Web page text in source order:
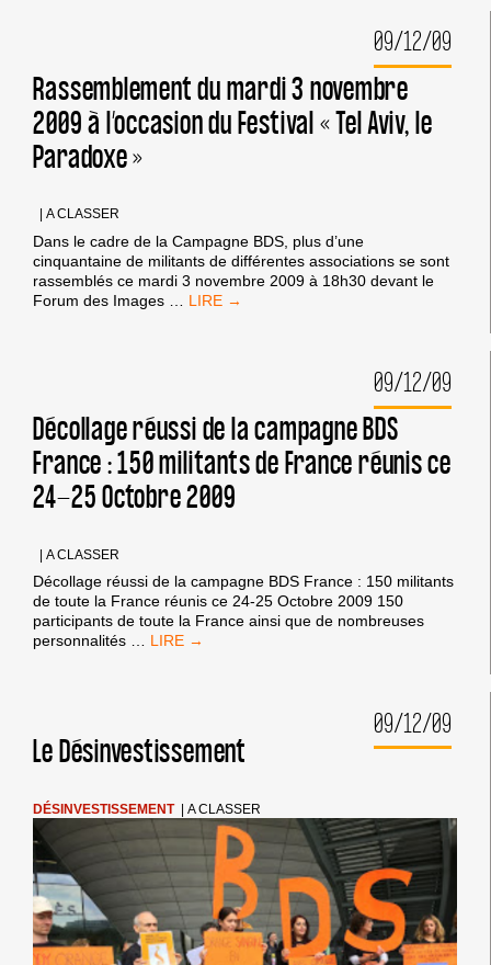
09/12/09
Rassemblement du mardi 3 novembre
2009 à l’occasion du Festival « Tel Aviv, le
Paradoxe »
|A CLASSER
Dans le cadre de la Campagne BDS, plus d’une
cinquantaine de militants de différentes associations se sont
rassemblés ce mardi 3 novembre 2009 à 18h30 devant le
Forum des Images
RASSEMBLEMENT
À
L’OCCASION
DU
FESTIVAL
« TEL
09/12/09
Décollage réussi de la campagne BDS
France : 150 militants de France réunis ce
24-25 Octobre 2009
|A CLASSER
Décollage réussi de la campagne BDS France : 150 militants
de toute la France réunis ce 24-25 Octobre 2009 150
participants de toute la France ainsi que de nombreuses
personnalités … DÉCOLLAGE
BDS
FRANCE
MILITANTS
DE
FRANCE
RÉUNIS
24-
25
OCTOBRE
09/12/09
Le Désinvestissement
DÉSINVESTISSEMENT |A CLASSER